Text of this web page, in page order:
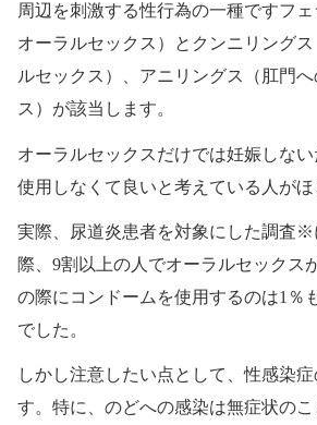
周辺を刺激する性行為の一種ですフ
オーラルセックス）とクンニリング
ルセックス）、アニリングス（肛門
ス）が該当します。
オーラルセックスだけでは妊娠しな
使用しなくて良いと考えている人がほ
実際、尿道炎患者を対象にした調査
際、9割以上の人でオーラルセックス
の際にコンドームを使用するのは1％
でした。
しかし注意したい点として、性感染
す。特に、のどへの感染は無症状の